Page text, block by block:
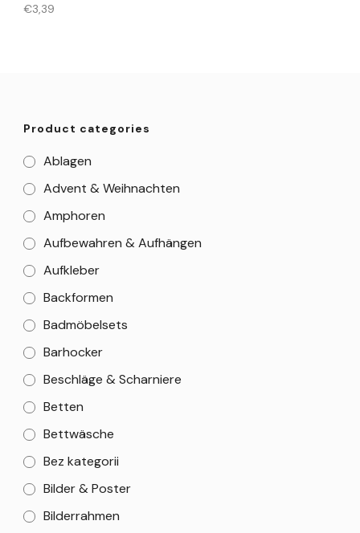
€3,39
Product categories
Ablagen
Advent & Weihnachten
Amphoren
Aufbewahren & Aufhängen
Aufkleber
Backformen
Badmöbelsets
Barhocker
Beschläge & Scharniere
Betten
Bettwäsche
Bez kategorii
Bilder & Poster
Bilderrahmen